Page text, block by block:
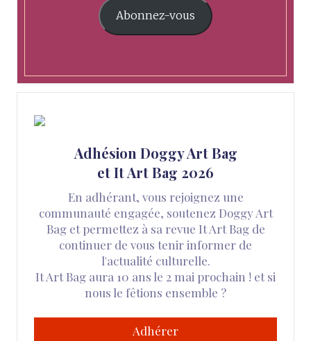
Abonnez-vous
Adhésion Doggy Art Bag
et It Art Bag 2026
En adhérant, vous rejoignez une
communauté engagée, soutenez Doggy Art
Bag et permettez à sa revue It Art Bag de
continuer de vous tenir informer de
l'actualité culturelle.
It Art Bag aura 10 ans le 2 mai prochain ! et si
nous le fêtions ensemble ?
Adhérer